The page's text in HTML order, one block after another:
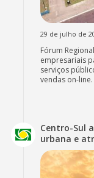
29 de julho de
Fórum
empresariais
serviços
vendas on-line.
Centro-Sul
urbana e